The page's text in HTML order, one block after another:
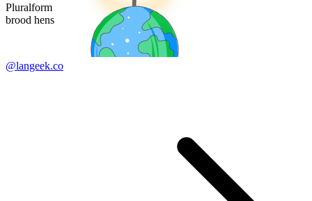
Pluralform
brood hens
@langeek.co